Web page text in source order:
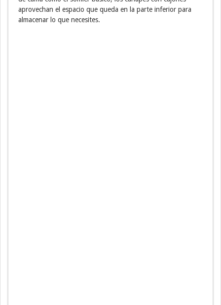
aprovechan el espacio que queda en la parte inferior para
almacenar lo que necesites.